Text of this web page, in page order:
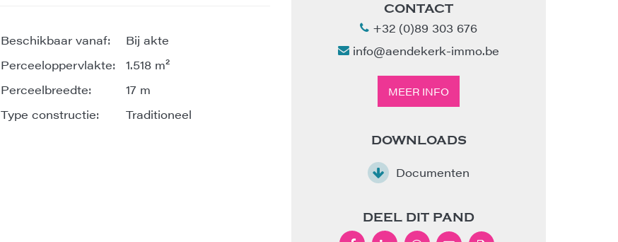
Beschikbaar vanaf:
Bij akte
Perceeloppervlakte:
1.518 m²
Perceelbreedte:
17 m
Type constructie:
Traditioneel
CONTACT
+32 (0)89 303 676
info@aendekerk-immo.be
MEER INFO
DOWNLOADS
Documenten
DEEL DIT PAND